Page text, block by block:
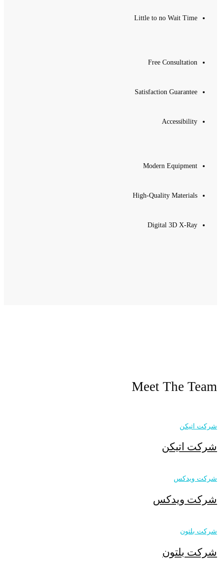
Little to no Wait Time
Free Consultation
Satisfaction Guarantee
Accessibility
Modern Equipment
High-Quality Materials
Digital 3D X-Ray
Meet The Team
شرکت اتیکن
شرکت اتیکن
شرکت ویدکس
شرکت ویدکس
شرکت بلتون
شرکت بلتون